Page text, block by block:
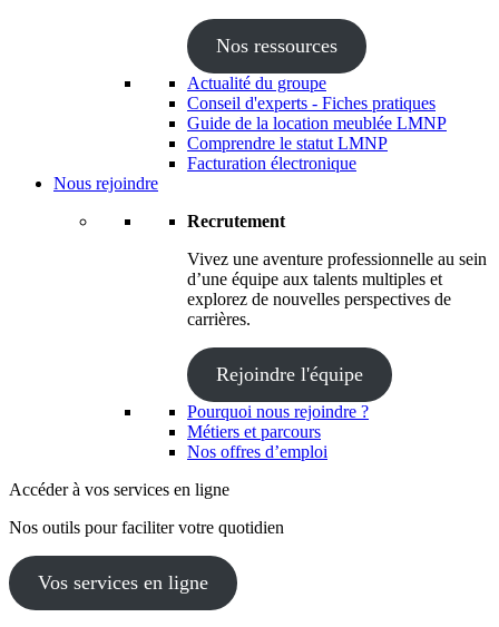
Nos ressources
Actualité du groupe
Conseil d'experts - Fiches pratiques
Guide de la location meublée LMNP
Comprendre le statut LMNP
Facturation électronique
Nous rejoindre
Recrutement
Vivez une aventure professionnelle au sein
d’une équipe aux talents multiples et
explorez de nouvelles perspectives de
carrières.
Rejoindre l'équipe
Pourquoi nous rejoindre ?
Métiers et parcours
Nos offres d’emploi
Accéder à vos services en ligne
Nos outils pour faciliter votre quotidien
Vos services en ligne